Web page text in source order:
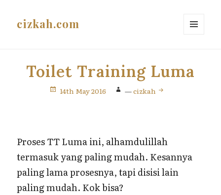
cizkah.com
Toilet Training Luma
14th May 2016 —cizkah
Proses TT Luma ini, alhamdulillah
termasuk yang paling mudah. Kesannya
paling lama prosesnya, tapi disisi lain
paling mudah. Kok bisa?